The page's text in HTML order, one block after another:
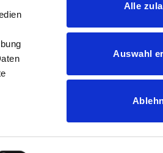
Alle
Auswahl